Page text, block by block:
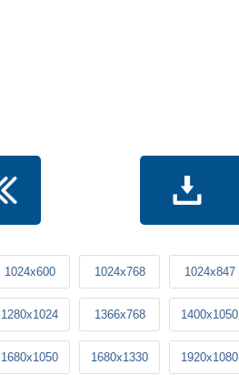
1024x600 1024x768 1024x847
1280x1024 1366x768 1400x1050
1680x1050 1680x1330 1920x1080